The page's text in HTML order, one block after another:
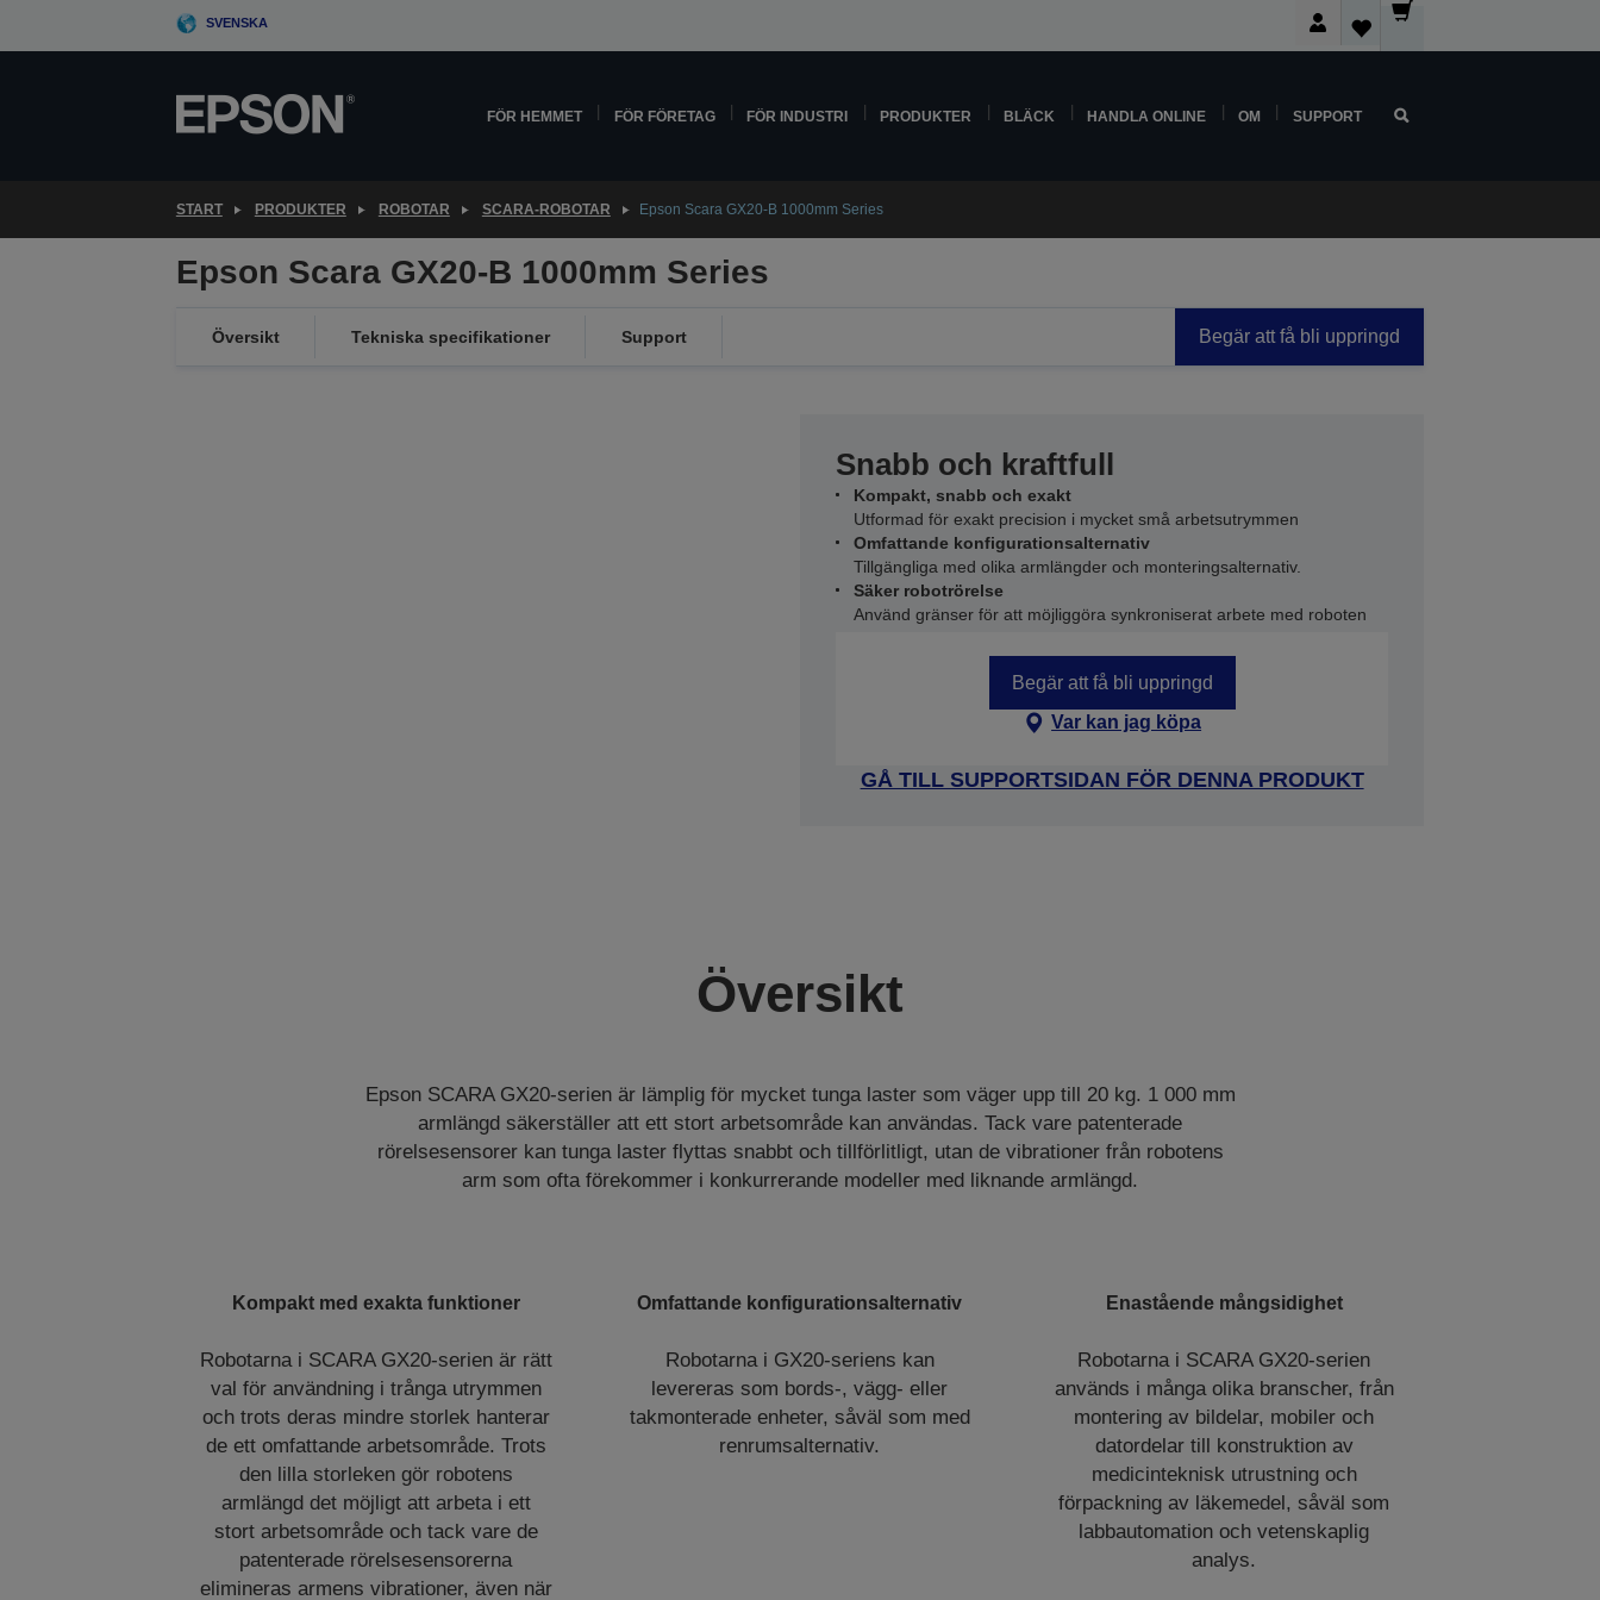
SVENSKA
FÖR HEMMET FÖR FÖRETAG FÖR INDUSTRI PRODUKTER BLÄCK HANDLA ONLINE OM SUPPORT
START PRODUKTER ROBOTAR SCARA-ROBOTAR Epson Scara GX20-B 1000mm Series
Epson Scara GX20-B 1000mm Series
Översikt Tekniska specifikationer Support Begär att få bli uppringd
Snabb och kraftfull
Kompakt, snabb och exakt
Utformad för exakt precision i mycket små arbetsutrymmen
Omfattande konfigurationsalternativ
Tillgängliga med olika armlängder och monteringsalternativ.
Säker robotrörelse
Använd gränser för att möjliggöra synkroniserat arbete med roboten
Begär att få bli uppringd
Var kan jag köpa
GÅ TILL SUPPORTSIDAN FÖR DENNA PRODUKT
Översikt
Epson SCARA GX20-serien är lämplig för mycket tunga laster som väger upp till 20 kg. 1 000 mm
armlängd säkerställer att ett stort arbetsområde kan användas. Tack vare patenterade
rörelsesensorer kan tunga laster flyttas snabbt och tillförlitligt, utan de vibrationer från robotens
arm som ofta förekommer i konkurrerande modeller med liknande armlängd.
Kompakt med exakta funktioner
Robotarna i SCARA GX20-serien är rätt
val för användning i trånga utrymmen
och trots deras mindre storlek hanterar
de ett omfattande arbetsområde. Trots
den lilla storleken gör robotens
armlängd det möjligt att arbeta i ett
stort arbetsområde och tack vare de
patenterade rörelsesensorerna
elimineras armens vibrationer, även när
Omfattande konfigurationsalternativ
Robotarna i GX20-seriens kan
levereras som bords-, vägg- eller
takmonterade enheter, såväl som med
renrumsalternativ.
Enastående mångsidighet
Robotarna i SCARA GX20-serien
används i många olika branscher, från
montering av bildelar, mobiler och
datordelar till konstruktion av
medicinteknisk utrustning och
förpackning av läkemedel, såväl som
labbautomation och vetenskaplig
analys.